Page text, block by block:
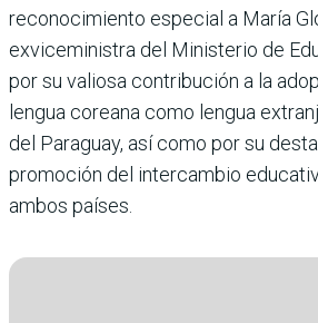
reconocimiento especial a María
exviceministra del Ministerio de
por su valiosa contribución a la
lengua coreana como lengua
del Paraguay, así como por su
promoción del intercambio
ambos países.